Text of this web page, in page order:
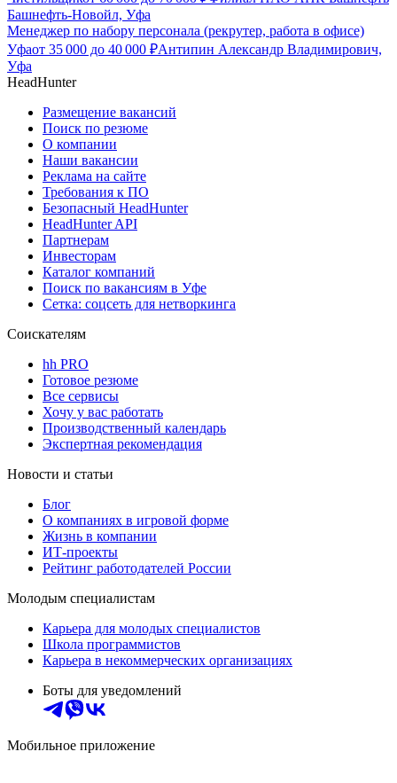
Башнефть-Новойл, Уфа
Менеджер по набору персонала (рекрутер, работа в офисе)
Уфаот 35 000 до 40 000 ₽Антипин Александр Владимирович,
Уфа
HeadHunter
Размещение вакансий
Поиск по резюме
О компании
Наши вакансии
Реклама на сайте
Требования к ПО
Безопасный HeadHunter
HeadHunter API
Партнерам
Инвесторам
Каталог компаний
Поиск по вакансиям в Уфе
Сетка: соцсеть для нетворкинга
Соискателям
hh PRO
Готовое резюме
Все сервисы
Хочу у вас работать
Производственный календарь
Экспертная рекомендация
Новости и статьи
Блог
О компаниях в игровой форме
Жизнь в компании
ИТ-проекты
Рейтинг работодателей России
Молодым специалистам
Карьера для молодых специалистов
Школа программистов
Карьера в некоммерческих организациях
Боты для уведомлений
Мобильное приложение